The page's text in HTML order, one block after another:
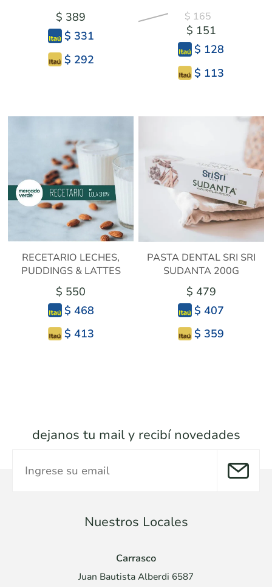
$ 389
$ 331
$ 292
$ 165
$ 151
$ 128
$ 113
RECETARIO LECHES,
PUDDINGS & LATTES
$ 550
$ 468
$ 413
PASTA DENTAL SRI SRI
SUDANTA 200G
$ 479
$ 407
$ 359
dejanos tu mail y recibí novedades
Nuestros Locales
Carrasco
Juan Bautista Alberdi 6587